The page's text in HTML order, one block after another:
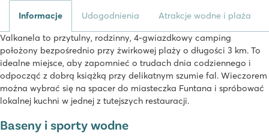
Informacje Udogodnienia Atrakcje wodne i plaża
Valkanela to przytulny, rodzinny, 4-gwiazdkowy camping
położony bezpośrednio przy żwirkowej plaży o długości 3 km. To
idealne miejsce, aby zapomnieć o trudach dnia codziennego i
odpocząć z dobrą książką przy delikatnym szumie fal. Wieczorem
można wybrać się na spacer do miasteczka Funtana i spróbować
lokalnej kuchni w jednej z tutejszych restauracji.
Baseny i sporty wodne